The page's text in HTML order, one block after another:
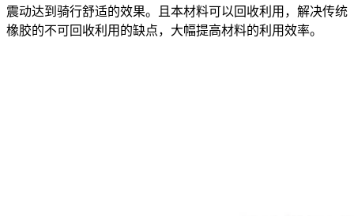
震动达到骑行舒适的效果。且本材料可以回收利用，解决传统
橡胶的不可回收利用的缺点，大幅提高材料的利用效率。